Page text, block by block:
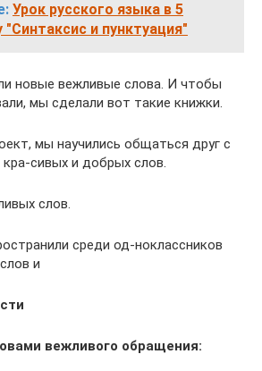
Урок русского языка в 5
"Синтаксис и пунктуация"
новые вежливые слова. И чтобы
мы сделали вот такие книжки.
мы научились общаться друг с
сивых и добрых слов.
слов.
среди од-ноклассников
и
вежливого обращения: